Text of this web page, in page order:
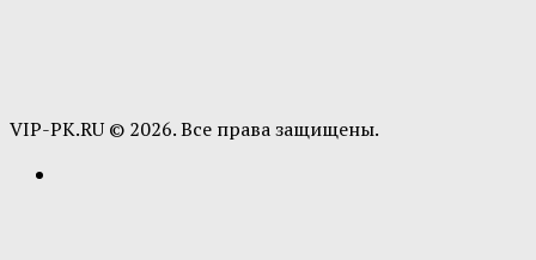
VIP-PK.RU © 2026. Все права защищены.